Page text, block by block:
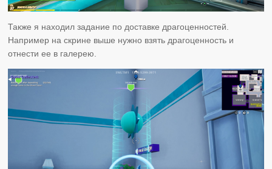
Также я находил задание по доставке драгоценностей.
Например на скрине выше нужно взять драгоценность и
отнести ее в галерею.